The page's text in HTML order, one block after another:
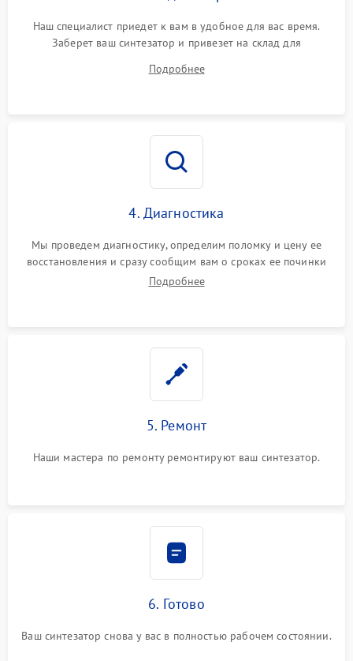
Наш специалист приедет к вам в удобное для вас время.
Заберет ваш синтезатор и привезет на склад для
Подробнее
4. Диагностика
Мы проведем диагностику, определим поломку и цену ее
восстановления и сразу сообщим вам о сроках ее починки
Подробнее
5. Ремонт
Наши мастера по ремонту ремонтируют ваш синтезатор.
6. Готово
Ваш синтезатор снова у вас в полностью рабочем состоянии.